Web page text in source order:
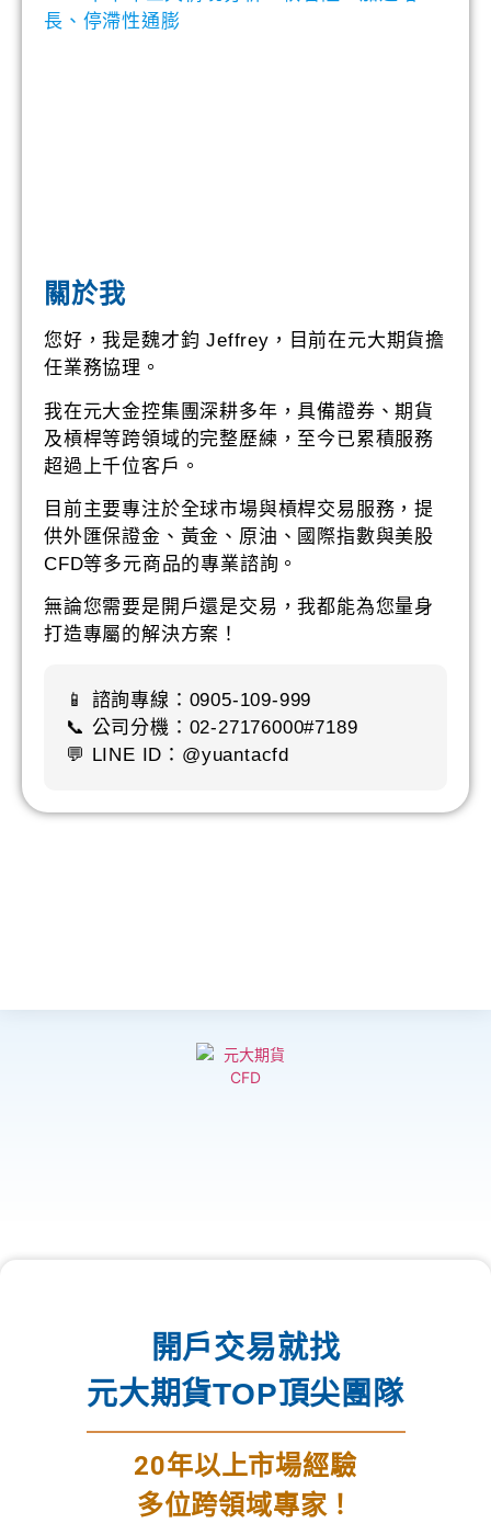
長、停滯性通膨
關於我
您好，我是魏才鈞 Jeffrey，目前在元大期貨擔
任業務協理。
我在元大金控集團深耕多年，具備證券、期貨
及槓桿等跨領域的完整歷練，至今已累積服務
超過上千位客戶。
目前主要專注於全球市場與槓桿交易服務，提
供外匯保證金、黃金、原油、國際指數與美股
CFD等多元商品的專業諮詢。
無論您需要是開戶還是交易，我都能為您量身
打造專屬的解決方案！
📱 諮詢專線：0905-109-999
📞 公司分機：02-27176000#7189
💬 LINE ID：@yuantacfd
開戶交易就找
元大期貨TOP頂尖團隊
20年以上市場經驗
多位跨領域專家！